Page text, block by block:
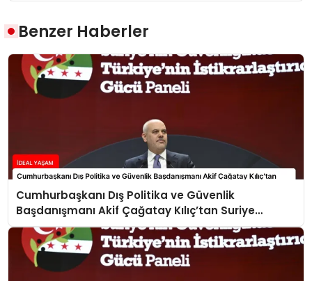
Benzer Haberler
Cumhurbaşkanı Dış Politika ve Güvenlik
Başdanışmanı Akif Çağatay Kılıç’tan Suriye
Panelinde Önemli Açıklamalar